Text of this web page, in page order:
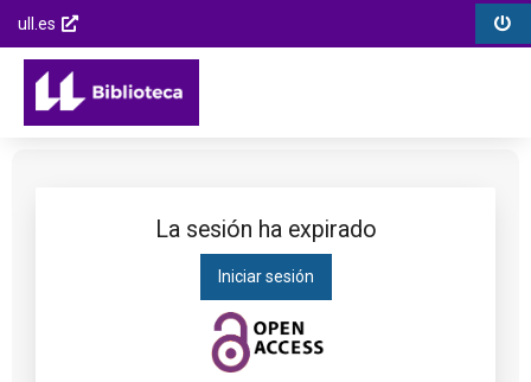
Biblioteca
Universidad
de
Laguna
contenido
Saltar al
menú
principal
Menú
opciones
Enlaces
externos
ull.es
Opcions
página
Menú
principal
La sesión ha expirado
Iniciar sesión